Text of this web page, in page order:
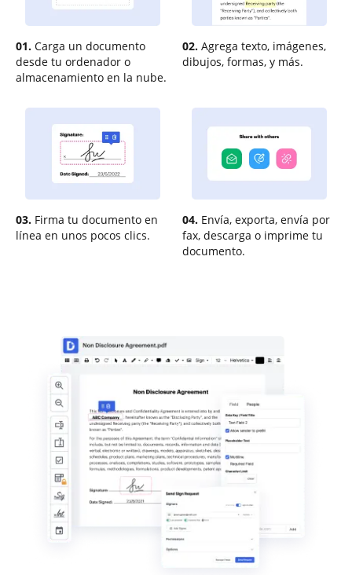
01. Carga un documento
desde tu ordenador o
almacenamiento en la nube.
02. Agrega texto, imágenes,
dibujos, formas, y más.
03. Firma tu documento en
línea en unos pocos clics.
04. Envía, exporta, envía por
fax, descarga o imprime tu
documento.